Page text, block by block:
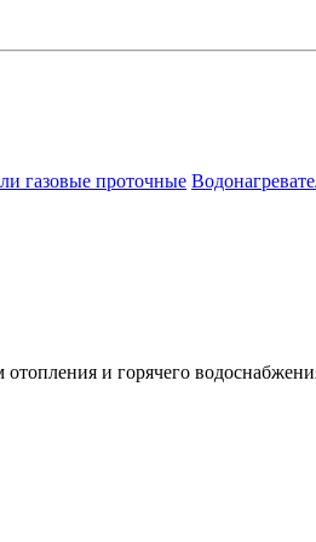
газовые проточные
и горячего